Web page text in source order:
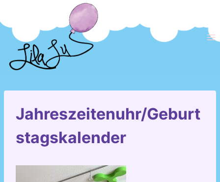
Inhalt
springen
Jahreszeitenuhr/Geburt
stagskalender